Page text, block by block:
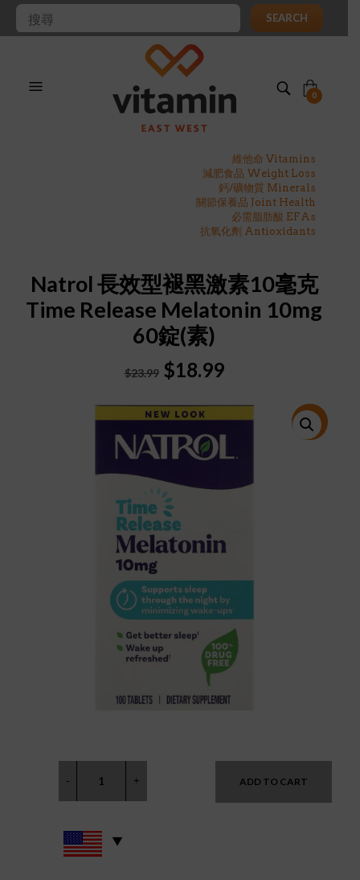
SEARCH
0
維他命 Vitamins
減肥食品 Weight Loss
鈣/礦物質 Minerals
關節保養品 Joint Health
必需脂肪酸 EFAs
抗氧化劑 Antioxidants
Natrol 長效型褪黑激素10毫克
Time Release Melatonin 10mg
60錠(素)
$23.99 Original
was:
$23.99.
$18.99Current
is:
$18.99.
特價!
ADD TO CART